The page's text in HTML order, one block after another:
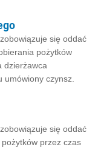
się oddać
pożytków
dzierżawca
umówiony czynsz.
się oddać
przez czas